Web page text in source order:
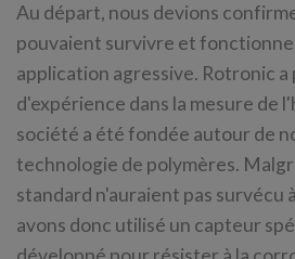
Au départ, nous devions
pouvaient survivre et
application agressive. Rotronic a
d'expérience dans la mesure de
société a été fondée autour de
technologie de polymères.
standard n'auraient pas survécu
avons donc utilisé un capteur